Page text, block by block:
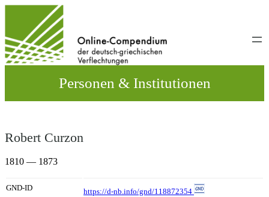
wechseln
Personen & Institutionen
Robert Curzon
1810 — 1873
GND-ID https://d-nb.info/gnd/118872354